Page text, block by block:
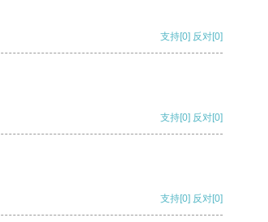
支持[0] 反对[0]
支持[0] 反对[0]
支持[0] 反对[0]